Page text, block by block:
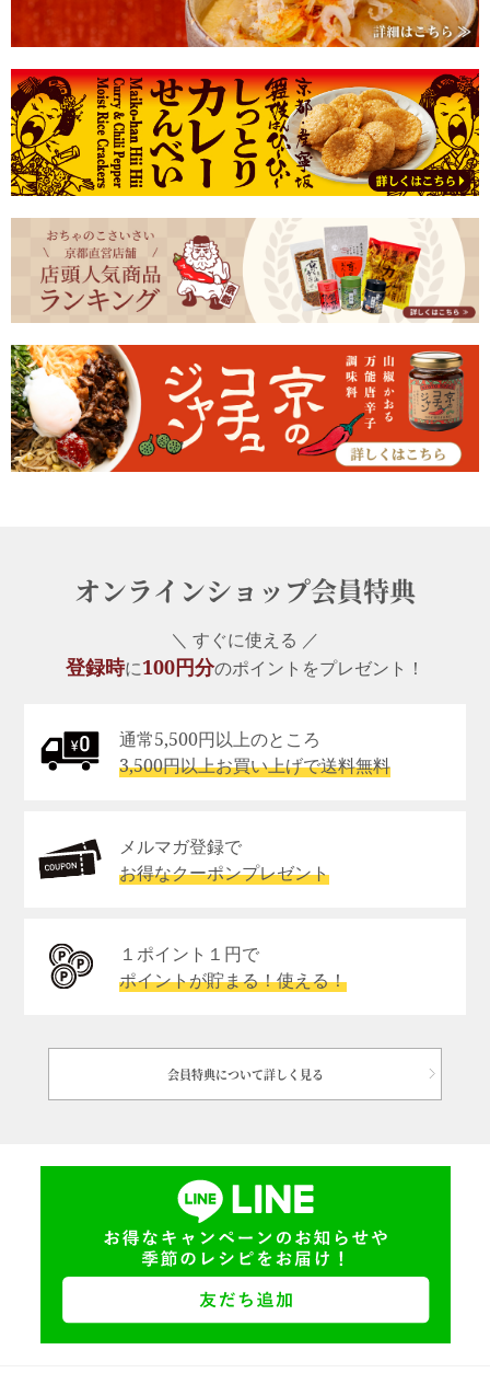
オンラインショップ会員特典
＼ すぐに使える ／
登録時に100円分のポイントをプレゼント！
通常5,500円以上のところ
3,500円以上お買い上げで送料無料
メルマガ登録で
お得なクーポンプレゼント
１ポイント１円で
ポイントが貯まる！使える！
会員特典について詳しく見る